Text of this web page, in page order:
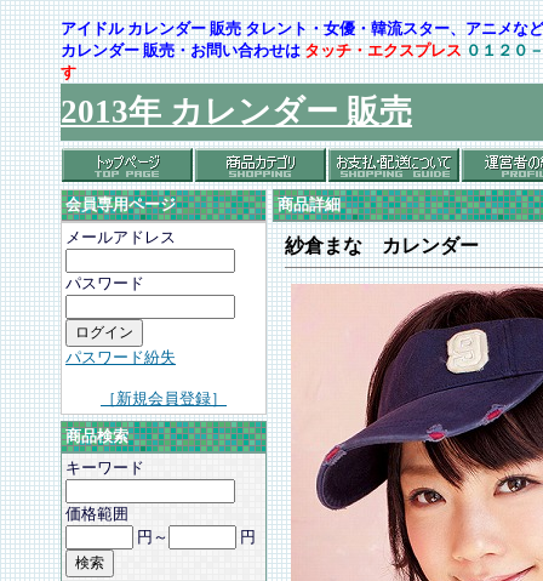
アイドル カレンダー 販売 タレント・女優・韓流スター、アニメ
カレンダー 販売・お問い合わせはタッチ・エクスプレス ０１２０
す
2013年 カレンダー 販売
会員専用ページ
メールアドレス
パスワード
パスワード紛失
［新規会員登録］
商品検索
キーワード
価格範囲
円～
円
商品詳細
紗倉まな カレンダー